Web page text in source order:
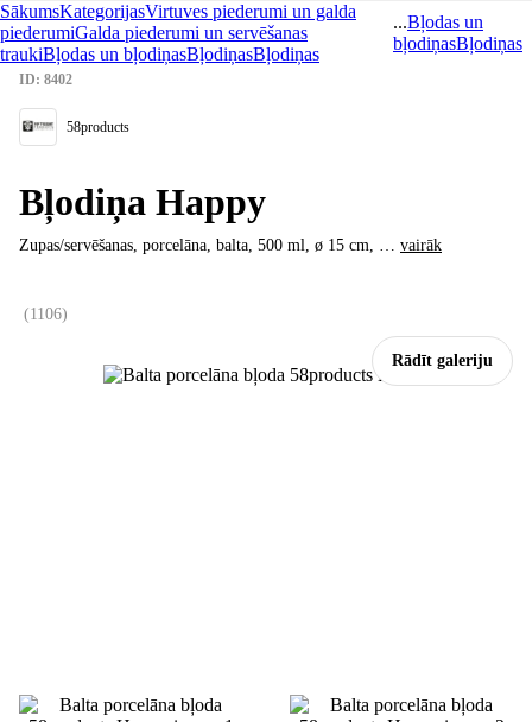
SākumsKategorijasVirtuves piederumi un galda
piederumiGalda piederumi un servēšanas
traukiBļodas un bļodiņasBļodiņasBļodiņas
...Bļodas un
bļodiņasBļodiņas
Rādīt galeriju
ID: 8402
58products
Bļodiņa Happy
Zupas/servēšanas, porcelāna, balta, 500 ml, ø 15 cm, … vairāk
(1106)